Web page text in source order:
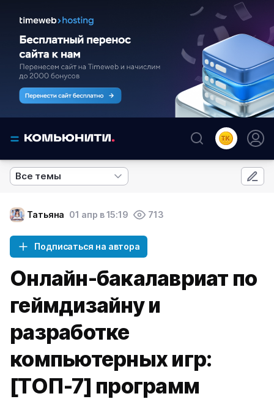
Все темы
Татьяна 01 апр в 15:19 713
Подписаться на автора
Онлайн-бакалавриат по
геймдизайну и
разработке
компьютерных игр:
[ТОП-7] программ